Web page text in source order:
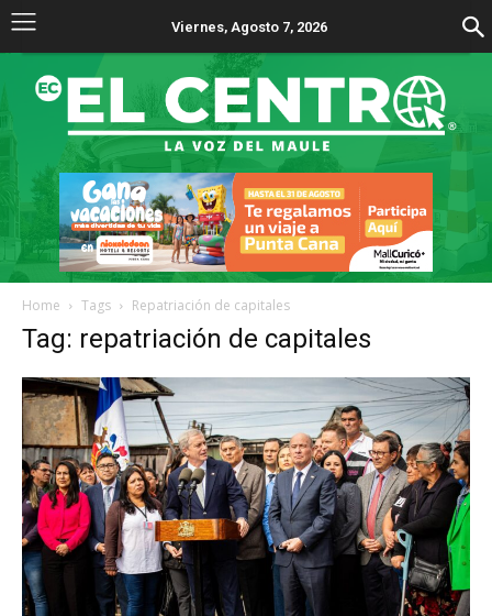
Viernes, Agosto 7, 2026
Home Tags Repatriación de capitales
Tag: repatriación de capitales